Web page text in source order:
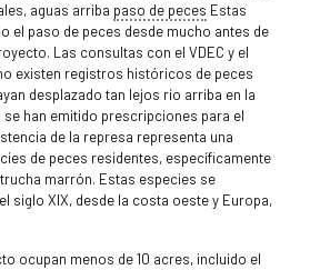
aguas arriba paso de peces Estas
el paso de peces desde mucho antes de
Las consultas con el VDEC y el
existen registros históricos de peces
desplazado tan lejos río arriba en la
se han emitido prescripciones para el
de la represa representa una
de peces residentes, específicamente
marrón. Estas especies se
siglo XIX, desde la costa oeste y Europa,
ocupan menos de 10 acres, incluido el